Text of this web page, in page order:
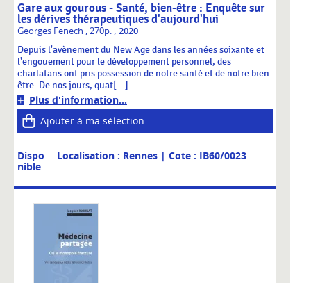
Gare aux gourous - Santé, bien-être : Enquête sur
les dérives thérapeutiques d'aujourd'hui
Georges Fenech , 270p. , 2020
Depuis l'avènement du New Age dans les années soixante et
l'engouement pour le développement personnel, des
charlatans ont pris possession de notre santé et de notre bien-
être. De nos jours, quat[...]
Plus d'information...
Ajouter à ma sélection
Dispo
nible
Localisation : Rennes | Cote : IB60/0023